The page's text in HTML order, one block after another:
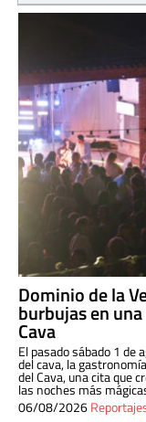
Dominio de la
burbujas en
Cava
El pasado sábado 1 de
del cava, la
del Cava, una cita que
las noches más
06/08/2026